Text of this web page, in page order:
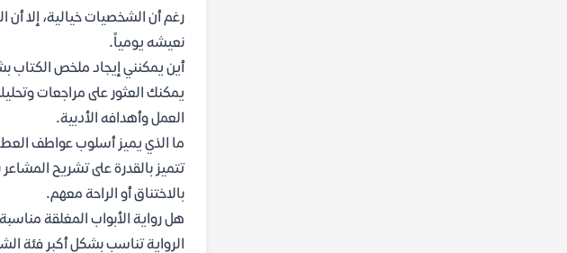
رغم أن الشخصيات خيالية، إلا أن
نعيشه يومياً.
أين يمكنني إيجاد ملخص
يمكنك العثور على مراجعات
العمل وأهدافه الأدبية.
ما الذي يميز أسلوب عواطف
تتميز بالقدرة على تشريح
بالاختناق أو الراحة معهم.
هل رواية الأبواب المغلقة
الرواية تناسب بشكل أكبر فئة